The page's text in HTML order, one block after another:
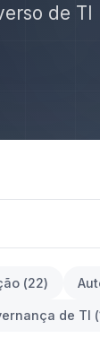
de TI
(22)
de TI (